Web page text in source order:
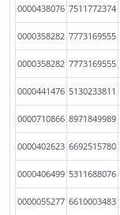
0000438076 7511772374
0000358282 7773169555
0000358282 7773169555
0000441476 5130233811
0000710866 8971849989
0000402623 6692515780
0000406499 5311688076
0000055277 6610003483